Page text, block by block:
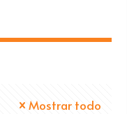
Mostrar todo